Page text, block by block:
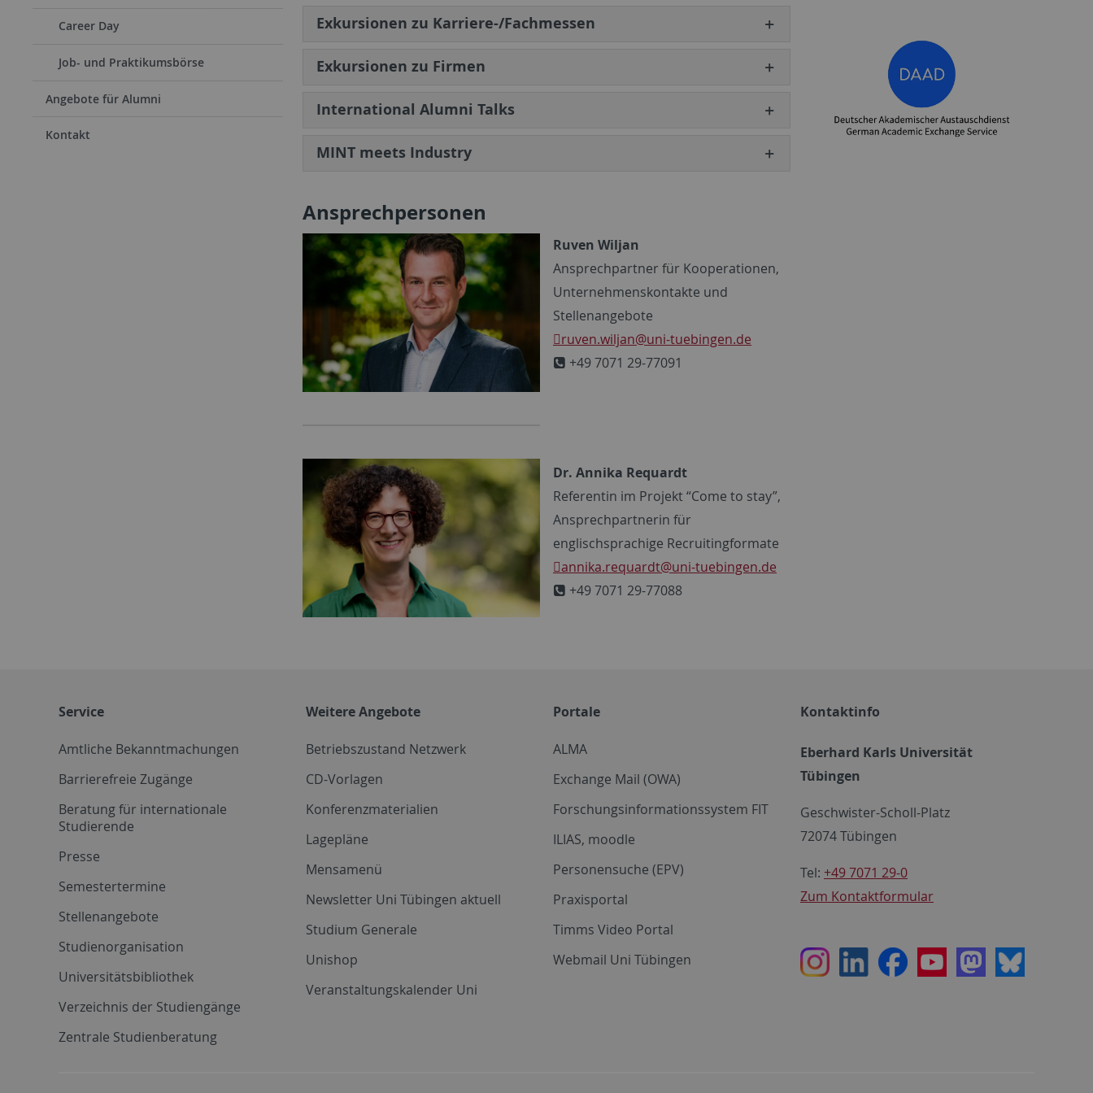
Career Day
Job- und Praktikumsbörse
Angebote für Alumni
Kontakt
Exkursionen zu Karriere-/Fachmessen
Exkursionen zu Firmen
International Alumni Talks
MINT meets Industry
Ansprechpersonen
Ruven Wiljan
Ansprechpartner für Kooperationen,
Unternehmenskontakte und
Stellenangebote
ruven.wiljan@uni-tuebingen.de
+49 7071 29-77091
Dr. Annika Requardt
Referentin im Projekt “Come to stay”,
Ansprechpartnerin für
englischsprachige Recruitingformate
annika.requardt@uni-tuebingen.de
+49 7071 29-77088
Service
Amtliche Bekanntmachungen
Barrierefreie Zugänge
Beratung für internationale
Studierende
Presse
Semestertermine
Stellenangebote
Studienorganisation
Universitätsbibliothek
Verzeichnis der Studiengänge
Zentrale Studienberatung
Weitere Angebote
Betriebszustand Netzwerk
CD-Vorlagen
Konferenzmaterialien
Lagepläne
Mensamenü
Newsletter Uni Tübingen aktuell
Studium Generale
Unishop
Veranstaltungskalender Uni
Portale
ALMA
Exchange Mail (OWA)
Forschungsinformationssystem FIT
ILIAS, moodle
Personensuche (EPV)
Praxisportal
Timms Video Portal
Webmail Uni Tübingen
Kontaktinfo
Eberhard Karls Universität
Tübingen
Geschwister-Scholl-Platz
72074 Tübingen
Tel: +49 7071 29-0
Zum Kontaktformular
InstagramLinkedInFacebookYoutubeMastodon
Bluesky